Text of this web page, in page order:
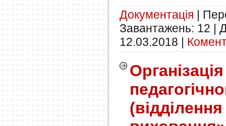
Документація
Завантажень: 12
12.03.2018